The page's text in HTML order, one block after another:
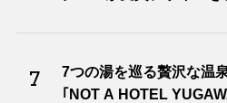
7
7つの湯を巡る贅沢な
｢NOT A HOTEL